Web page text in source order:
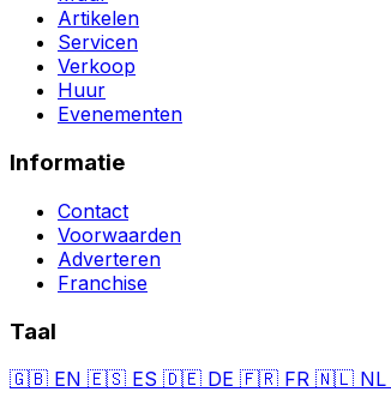
Artikelen
Servicen
Verkoop
Huur
Evenementen
Informatie
Contact
Voorwaarden
Adverteren
Franchise
Taal
🇬🇧 EN 🇪🇸 ES 🇩🇪 DE 🇫🇷 FR 🇳🇱 NL